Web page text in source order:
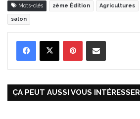
Mots-clés 2ème Édition Agricultures
salon
ÇA PEUT AUSSI VOUS INTÉRESSER